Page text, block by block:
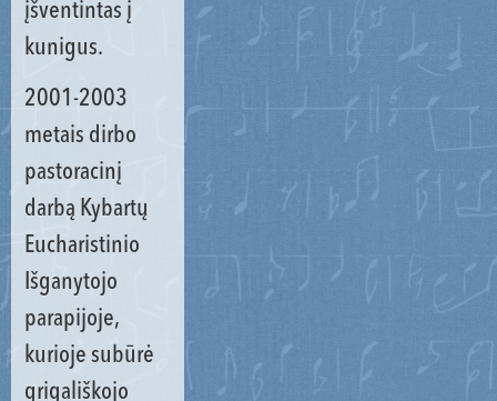
įšventintas į
kunigus.
2001-2003
metais dirbo
pastoracinį
darbą Kybartų
Eucharistinio
Išganytojo
parapijoje,
kurioje subūrė
grigališkojo